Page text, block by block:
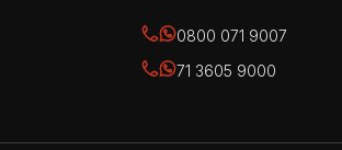
0800 071 9007
71 3605 9000